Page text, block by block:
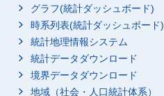
グラフ(統計ダッシュボード)
時系列表(統計ダッシュボード)
統計地理情報システム
統計データダウンロード
境界データダウンロード
地域（社会・人口統計体系）